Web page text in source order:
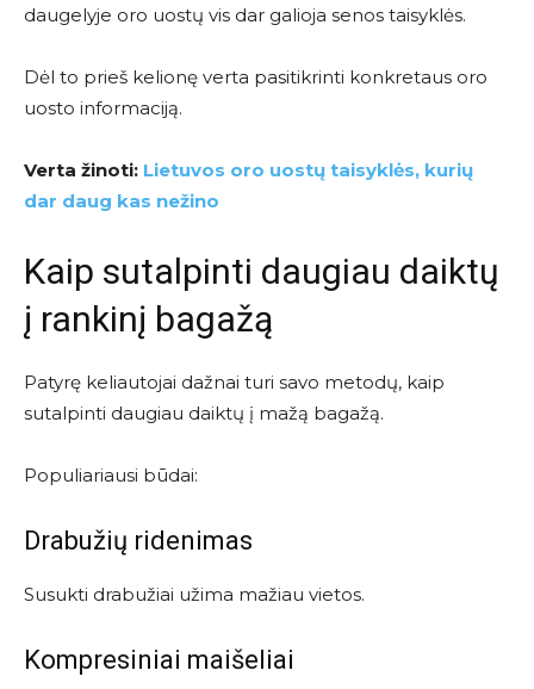
daugelyje oro uostų vis dar galioja senos taisyklės.
Dėl to prieš kelionę verta pasitikrinti konkretaus oro
uosto informaciją.
Verta žinoti: Lietuvos oro uostų taisyklės, kurių
dar daug kas nežino
Kaip sutalpinti daugiau daiktų
į rankinį bagažą
Patyrę keliautojai dažnai turi savo metodų, kaip
sutalpinti daugiau daiktų į mažą bagažą.
Populiariausi būdai:
Drabužių ridenimas
Susukti drabužiai užima mažiau vietos.
Kompresiniai maišeliai